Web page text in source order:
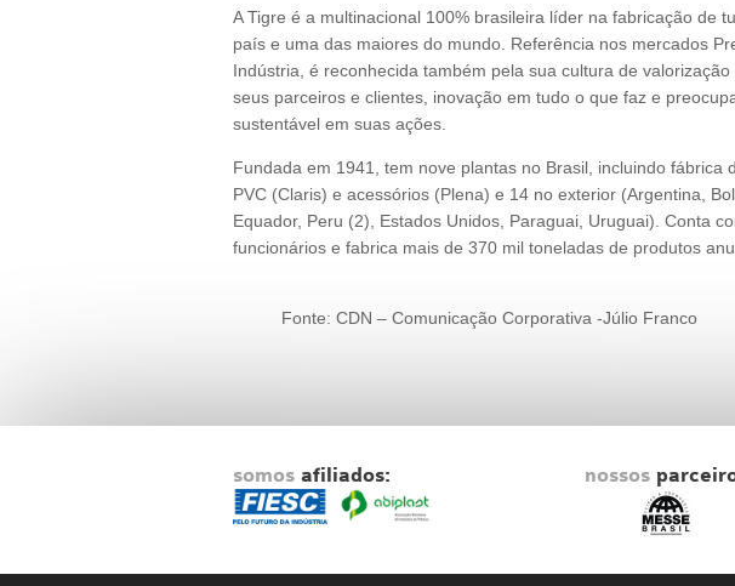
A Tigre é a multinacional 100% brasileira líder na fabricação de
país e uma das maiores do mundo. Referência nos mercados
Indústria, é reconhecida também pela sua cultura de
seus parceiros e clientes, inovação em tudo o que faz e
sustentável em suas ações.
Fundada em 1941, tem nove plantas no Brasil, incluindo fábrica
PVC (Claris) e acessórios (Plena) e 14 no exterior (Argentina,
Equador, Peru (2), Estados Unidos, Paraguai, Uruguai). Conta
funcionários e fabrica mais de 370 mil toneladas de produtos
Fonte: CDN – Comunicação Corporativa -Júlio Franco
somos afiliados: nossos